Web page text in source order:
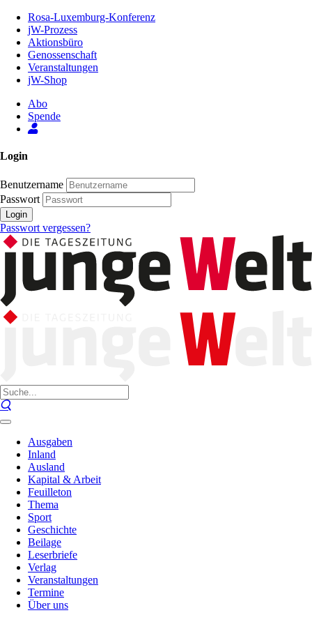
Inhalt
Seite
Rosa-Luxemburg-Konferenz
jW-Prozess
Aktionsbüro
Genossenschaft
Veranstaltungen
jW-Shop
Abo
Spende
Login
Benutzername
Passwort
Login
Passwort vergessen?
Ausgaben
Inland
Ausland
Kapital & Arbeit
Feuilleton
Thema
Sport
Geschichte
Beilage
Leserbriefe
Verlag
Veranstaltungen
Termine
Über uns